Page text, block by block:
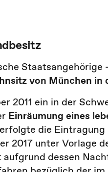
Staatsangehörige
von München in
2011 ein in der
Einräumung eines
die Eintragung
2017 unter Vorlage
aufgrund dessen